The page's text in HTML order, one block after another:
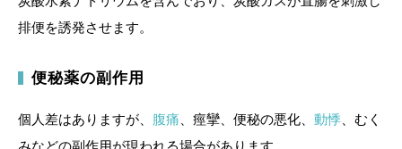
排便を誘発させます。
便秘薬の副作用
個人差はありますが、 腹痛 、痙攣、便秘の悪化、 動悸 、むく
みなどの副作用が現われる場合があります。